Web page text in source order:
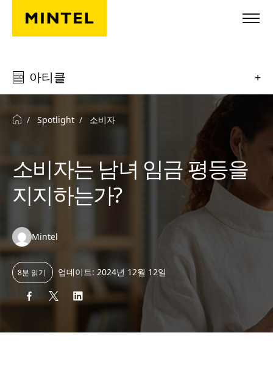
Skip to main content
아티클 +
Spotlight 소비자
소비자는 남녀 임금 평등을
지지하는가?
Authors:
Mintel
8분 읽기 업데이트: 2024년 12월 12일